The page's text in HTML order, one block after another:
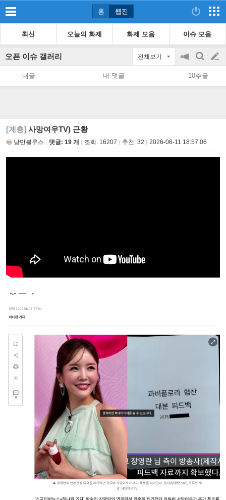
홈 웹진
최신 오늘의 화제 화제 모음 이슈 모음
오픈 이슈 갤러리 전체보기
공
지
on/off
검
색
글
쓰
내글 내 댓글 10추글
[계층] 사망여우TV) 근황
낭만블루스 댓글: 19 개 조회: 16207 추천: 32 2026-06-11 18:57:06